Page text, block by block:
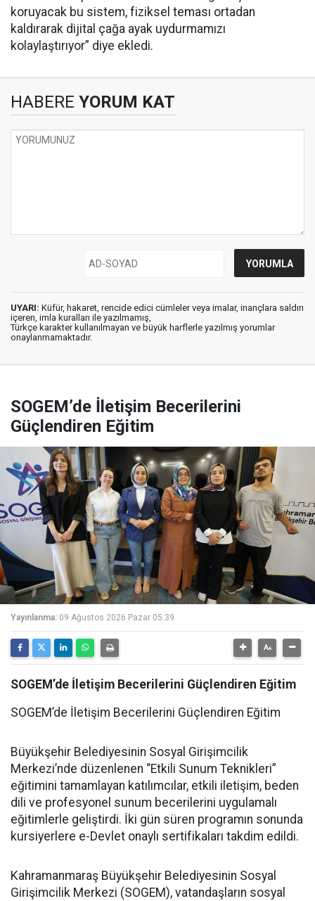
koruyacak bu sistem, fiziksel teması ortadan
kaldırarak dijital çağa ayak uydurmamızı
kolaylaştırıyor” diye ekledi.
HABERE YORUM KAT
UYARI: Küfür, hakaret, rencide edici cümleler veya imalar, inançlara saldırı
içeren, imla kuralları ile yazılmamış,
Türkçe karakter kullanılmayan ve büyük harflerle yazılmış yorumlar
onaylanmamaktadır.
SOGEM’de İletişim Becerilerini
Güçlendiren Eğitim
Yayınlanma: 09 Ağustos 2026 Pazar 05:39
SOGEM’de İletişim Becerilerini Güçlendiren Eğitim
SOGEM’de İletişim Becerilerini Güçlendiren Eğitim
Büyükşehir Belediyesinin Sosyal Girişimcilik
Merkezi’nde düzenlenen “Etkili Sunum Teknikleri”
eğitimini tamamlayan katılımcılar, etkili iletişim, beden
dili ve profesyonel sunum becerilerini uygulamalı
eğitimlerle geliştirdi. İki gün süren programın sonunda
kursiyerlere e-Devlet onaylı sertifikaları takdim edildi.
Kahramanmaraş Büyükşehir Belediyesinin Sosyal
Girişimcilik Merkezi (SOGEM), vatandaşların sosyal